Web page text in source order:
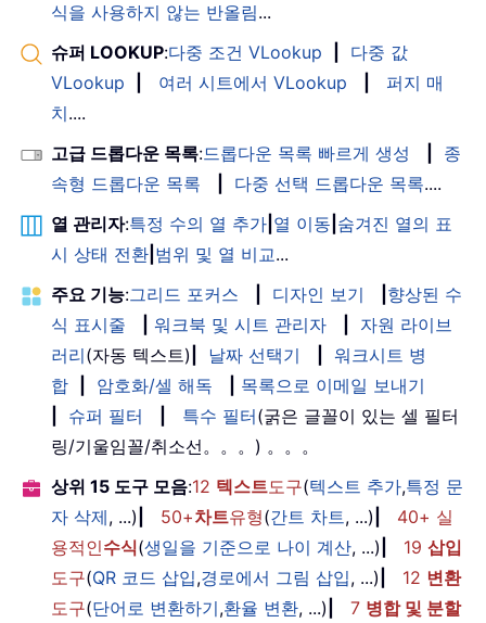
식을 사용하지 않는 반올림...
슈퍼 LOOKUP:다중 조건 VLookup
다중 값
VLookup
여러 시트에서 VLookup
퍼지 매
치....
고급 드롭다운 목록:드롭다운 목록 빠르게 생성
종
속형 드롭다운 목록
다중 선택 드롭다운 목록....
열 관리자:특정 수의 열 추가 열 이동 숨겨진 열의 표
시 상태 전환 범위 및 열 비교...
주요 기능:그리드 포커스 디자인 보기
향상된 수
식 표시줄
워크북 및 시트 관리자
자원 라이브
러리(자동 텍스트) 날짜 선택기
워크시트 병
합
암호화/셀 해독
목록으로 이메일 보내기
슈퍼 필터 특수 필터(굵은 글꼴이 있는 셀 필터
링/기울임꼴/취소선。。。) 。。。
상위 15 도구 모음:12 텍스트도구(텍스트 추가,특정 문
자 삭제, ...) 50+차트유형(간트 차트, ...)
40+ 실
용적인수식(생일을 기준으로 나이 계산, ...) 19 삽입
도구(QR 코드 삽입,경로에서 그림 삽입, ...) 12 변환
도구(단어로 변환하기,환율 변환, ...) 7 병합 및 분할